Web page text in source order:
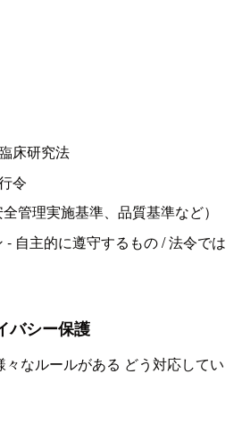
床研究法
令
管理実施基準、品質基準など）
自主的に遵守するもの / 法令では
バシー保護
なルールがある どう対応してい